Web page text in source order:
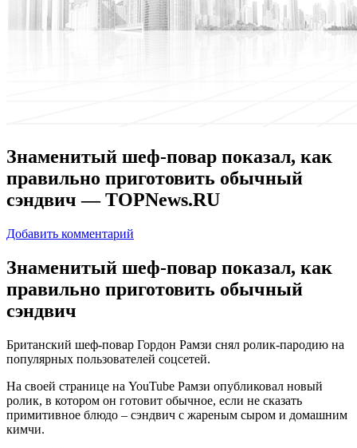
Знаменитый шеф-повар показал, как
правильно приготовить обычный
сэндвич — TOPNews.RU
Добавить комментарий
Знaмeнитый шеф-повар показал, как
правильно приготовить обычный
сэндвич
Британский шеф-повар Гордон Рамзи снял ролик-пародию на
популярных пользователей соцсетей.
На своей странице на YouTube Рамзи опубликовал новый
ролик, в котором он готовит обычное, если не сказать
примитивное блюдо – сэндвич с жареным сыром и домашним
кимчи.